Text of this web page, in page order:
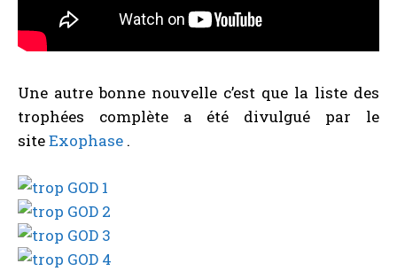
Une autre bonne nouvelle c’est que la liste des
trophées complète a été divulgué par le
siteExophase .